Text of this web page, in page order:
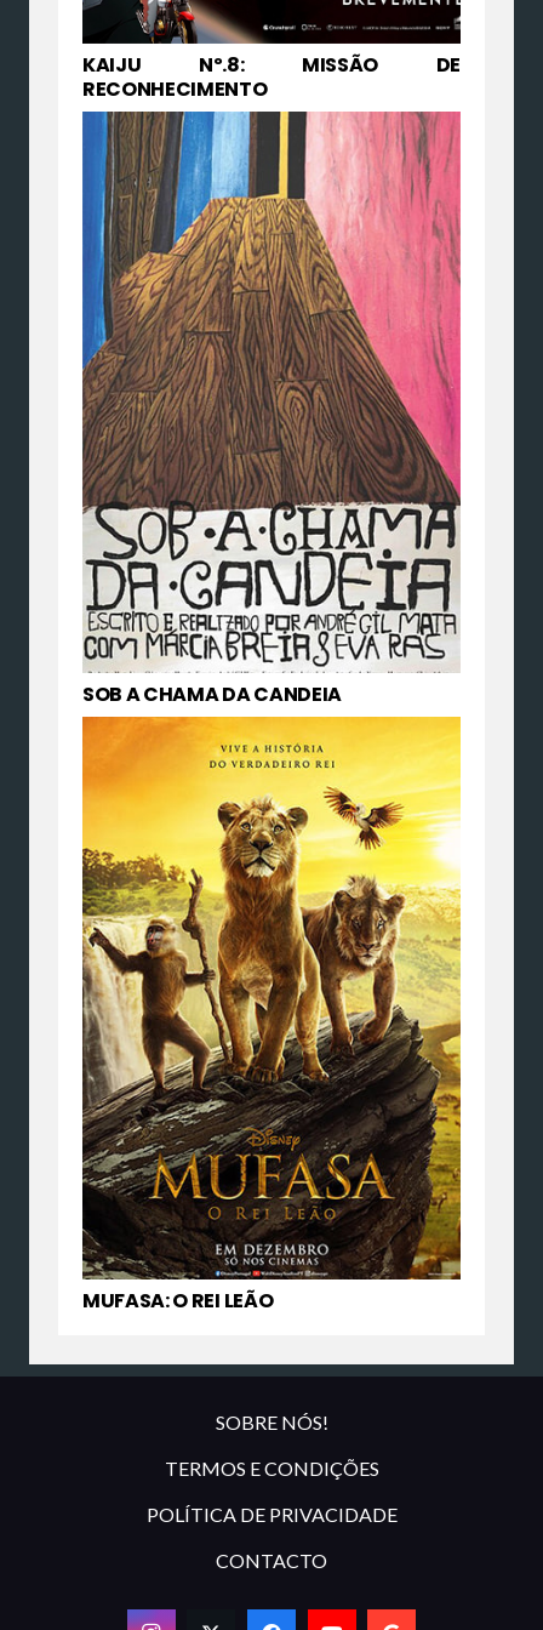
KAIJU Nº.8: MISSÃO DE
RECONHECIMENTO
SOB A CHAMA DA CANDEIA
MUFASA: O REI LEÃO
SOBRE NÓS!
TERMOS E CONDIÇÕES
POLÍTICA DE PRIVACIDADE
CONTACTO